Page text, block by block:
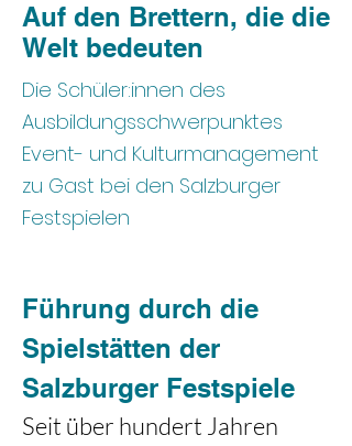
Auf den Brettern, die die
Welt bedeuten
Die Schüler:innen des
Ausbildungsschwerpunktes
Event- und Kulturmanagement
zu Gast bei den Salzburger
Festspielen
Führung durch die
Spielstätten der
Salzburger Festspiele
Seit über hundert Jahren